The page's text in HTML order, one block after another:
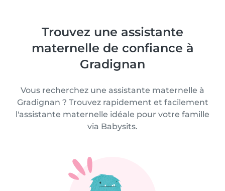
Trouvez une assistante
maternelle de confiance à
Gradignan
Vous recherchez une assistante maternelle à
Gradignan ? Trouvez rapidement et facilement
l'assistante maternelle idéale pour votre famille
via Babysits.